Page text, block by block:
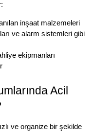
inşaat malzemeleri
ve alarm sistemleri gibi
ekipmanları
Acil
ve organize bir şekilde